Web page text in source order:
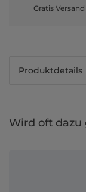
Gratis
Produktdetails
Wird oft dazu